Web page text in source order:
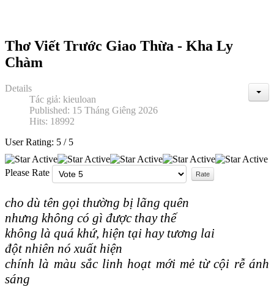
Thơ Viết Trước Giao Thừa - Kha Ly
Chàm
Details
Tác giả: kieuloan
Published: 15 Tháng Giêng 2026
Hits: 18992
User Rating: 5 / 5
Please Rate
cho dù tên gọi thường bị lãng quên
nhưng không có gì được thay thế
không là quá khứ, hiện tại hay tương lai
đột nhiên nó xuất hiện
chính là màu sắc linh hoạt mới mẻ từ cội rễ ánh
sáng